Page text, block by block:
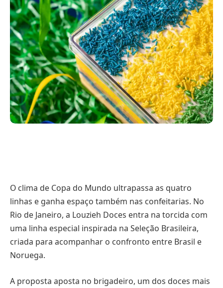
O clima de Copa do Mundo ultrapassa as quatro
linhas e ganha espaço também nas confeitarias. No
Rio de Janeiro, a Louzieh Doces entra na torcida com
uma linha especial inspirada na Seleção Brasileira,
criada para acompanhar o confronto entre Brasil e
Noruega.
A proposta aposta no brigadeiro, um dos doces mais